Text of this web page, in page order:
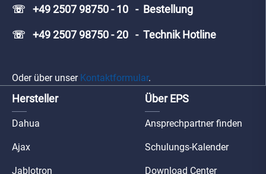
☏ +49 2507 98750 - 10 - Bestellung
☏ +49 2507 98750 - 20 - Technik Hotline
Oder über unser Kontaktformular.
Hersteller
Dahua
Ajax
Jablotron
Über EPS
Ansprechpartner finden
Schulungs-Kalender
Download Center